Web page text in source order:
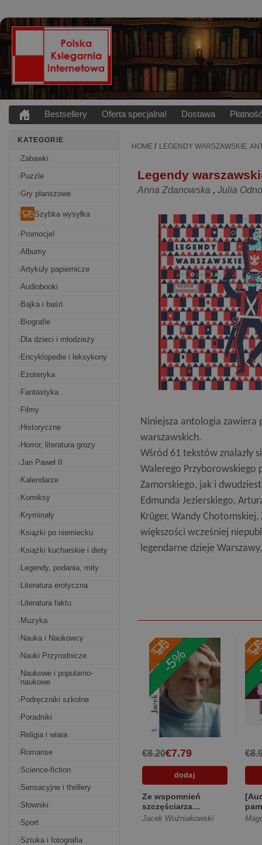
Bestsellery Oferta specjalna! Dostawa
KATEGORIE
Zabawki
Puzzle
Gry planszowe
Szybka wysyłka
Promocje!
Albumy
Artykuly papiernicze
Audiobooki
Bajka i baśń
Biografie
Dla dzieci i młodzieży
Encyklopedie i leksykony
Ezoteryka
Fantastyka
Filmy
Historyczne
Horror, literatura grozy
Jan Paweł II
Kalendarze
Komiksy
Kryminały
Ksiązki po niemiecku
Książki kucharskie i diety
Legendy, podania, mity
Literatura erotyczna
Literatura faktu
Muzyka
Nauka i Naukowcy
Nauki Przyrodnicze
Naukowe i popularno-
naukowe
Podręczniki szkolne
Poradniki
Religia i wiara
Romanse
Science-fiction
Sensacyjne i thrillery
Słowniki
Sport
Sztuka i fotografia
HOME / LEGENDY WARSZAWSKIE.
Legendy
Anna Zdanowska , Julia
Niniejsza antologia zawiera
warszawskich.
Wśród 61 tekstów znalazły
Walerego Przyborowskiego
Zamorskiego, jak i
Edmunda Jezierskiego,
Krüger, Wandy
większości wcześniej
legendarne dzieje
-5%
€7.79
€8.20
Ze wspomnień
szczęściarza
[Twarda]
Jacek Woźniakowski
już